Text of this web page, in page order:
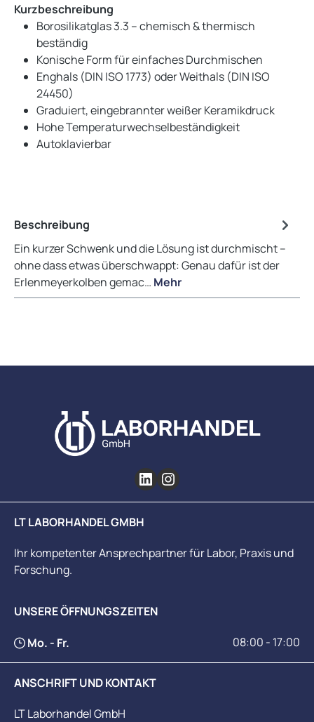
Kurzbeschreibung
Borosilikatglas 3.3 – chemisch & thermisch
beständig
Konische Form für einfaches Durchmischen
Enghals (DIN ISO 1773) oder Weithals (DIN ISO
24450)
Graduiert, eingebrannter weißer Keramikdruck
Hohe Temperaturwechselbeständigkeit
Autoklavierbar
Beschreibung
Ein kurzer Schwenk und die Lösung ist durchmischt –
ohne dass etwas überschwappt: Genau dafür ist der
Erlenmeyerkolben gemac… Mehr
LT LABORHANDEL GMBH
Ihr kompetenter Ansprechpartner für Labor, Praxis und
Forschung.
UNSERE ÖFFNUNGSZEITEN
Mo. - Fr. 08:00 - 17:00
ANSCHRIFT UND KONTAKT
LT Laborhandel GmbH